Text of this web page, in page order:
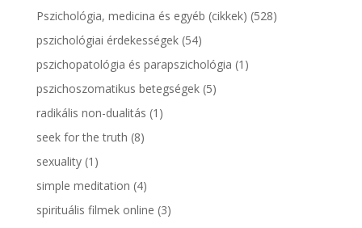
Pszichológia, medicina és egyéb (cikkek) (528)
pszichológiai érdekességek(54)
pszichopatológia és parapszichológia (1)
pszichoszomatikus betegségek(5)
radikális non-dualitás (1)
seek for the truth (8)
sexuality(1)
simple meditation (4)
spirituális filmek online (3)